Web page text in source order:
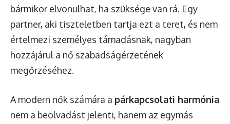
bármikor elvonulhat, ha szüksége van rá. Egy
partner, aki tiszteletben tartja ezt a teret, és nem
értelmezi személyes támadásnak, nagyban
hozzájárul a nő szabadságérzetének
megőrzéséhez.
A modern nők számára a párkapcsolati harmónia
nem a beolvadást jelenti, hanem az egymás